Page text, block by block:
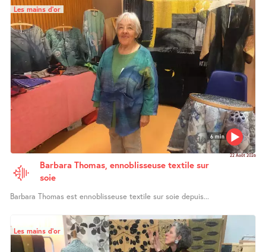
6 min
Les mains d’or
22 Août 2026
Barbara Thomas, ennoblisseuse textile sur
soie
Barbara Thomas est ennoblisseuse textile sur soie depuis...
Les mains d’or